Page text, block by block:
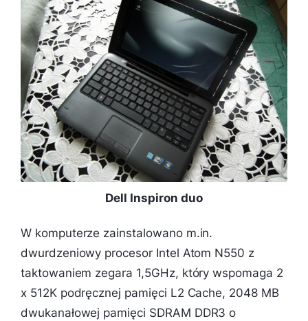
Dell Inspiron duo
W komputerze zainstalowano m.in.
dwurdzeniowy procesor Intel Atom N550 z
taktowaniem zegara 1,5GHz, który wspomaga 2
x 512K podręcznej pamięci L2 Cache, 2048 MB
dwukanałowej pamięci SDRAM DDR3 o